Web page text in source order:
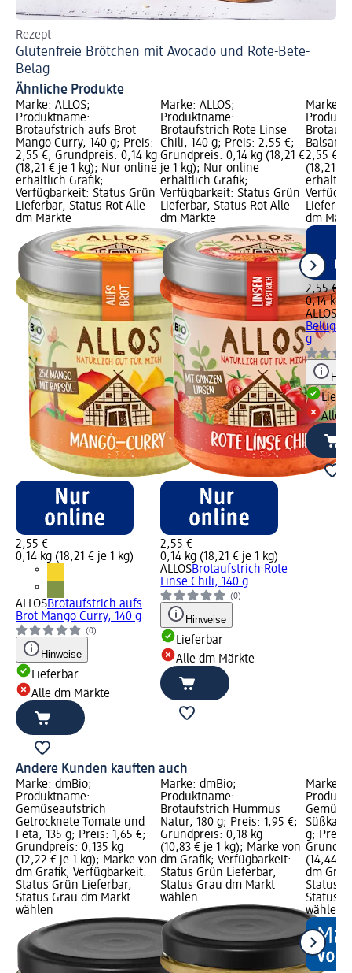
Rezept
Glutenfreie Brötchen mit Avocado und Rote-Bete-
Belag
Ähnliche Produkte
Marke: ALLOS;
Produktname:
Brotaufstrich aufs Brot
Mango Curry, 140 g; Preis:
2,55 €; Grundpreis: 0,14 kg
(18,21 € je 1 kg); Nur online
erhältlich Grafik;
Verfügbarkeit: Status Grün
Lieferbar, Status Rot Alle
dm Märkte
2,55 €
0,14 kg (18,21 € je 1 kg)
ALLOSBrotaufstrich aufs
Brot Mango Curry, 140 g
(0)
Hinweise
Lieferbar
Alle dm Märkte
Marke: ALLOS;
Produktname:
Brotaufstrich Rote Linse
Chili, 140 g; Preis: 2,55 €;
Grundpreis: 0,14 kg (18,21 €
je 1 kg); Nur online
erhältlich Grafik;
Verfügbarkeit: Status Grün
Lieferbar, Status Rot Alle
dm Märkte
2,55 €
0,14 kg (18,21 € je 1 kg)
ALLOSBrotaufstrich Rote
Linse Chili, 140 g
(0)
Hinweise
Lieferbar
Alle dm Märkte
Marke:
2,55 €;
(18,21 €
dm
2,55 €
0,14 kg
ALLOS
g
Alle
Andere Kunden kauften auch
Marke: dmBio;
Produktname:
Gemüseaufstrich
Getrocknete Tomate und
Feta, 135 g; Preis: 1,65 €;
Grundpreis: 0,135 kg
(12,22 € je 1 kg); Marke von
dm Grafik; Verfügbarkeit:
Status Grün Lieferbar,
Status Grau dm Markt
wählen
Marke: dmBio;
Produktname:
Brotaufstrich Hummus
Natur, 180 g; Preis: 1,95 €;
Grundpreis: 0,18 kg
(10,83 € je 1 kg); Marke von
dm Grafik; Verfügbarkeit:
Status Grün Lieferbar,
Status Grau dm Markt
wählen
Marke:
g; Preis:
(14,44 €
dm
Status
Status
wählen